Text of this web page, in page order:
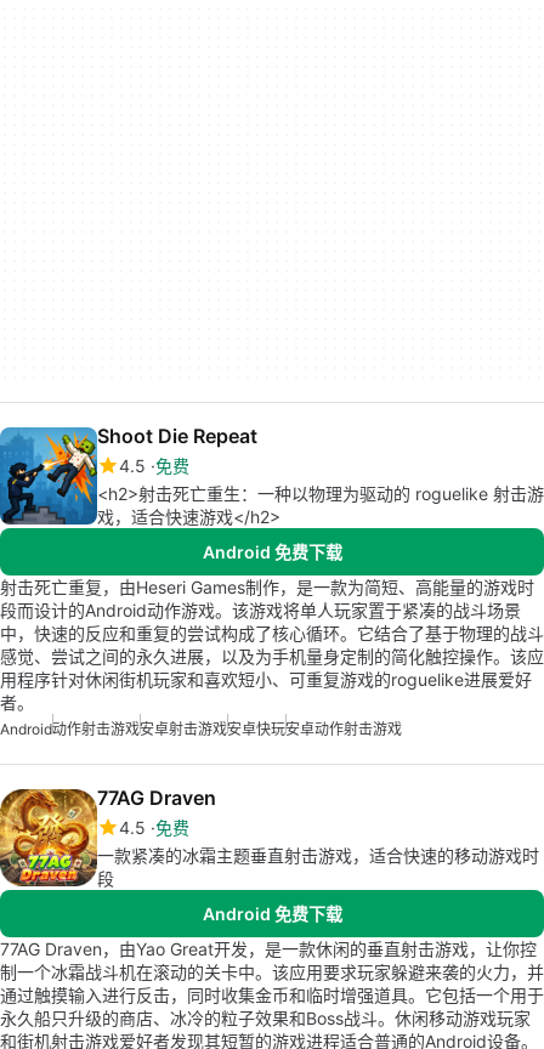
Shoot Die Repeat
4.5 免费
<h2>射击死亡重生：一种以物理为驱动的 roguelike 射击游
戏，适合快速游戏</h2>
Android 免费下载
射击死亡重复，由Heseri Games制作，是一款为简短、高能量的游戏时
段而设计的Android动作游戏。该游戏将单人玩家置于紧凑的战斗场景
中，快速的反应和重复的尝试构成了核心循环。它结合了基于物理的战斗
感觉、尝试之间的永久进展，以及为手机量身定制的简化触控操作。该应
用程序针对休闲街机玩家和喜欢短小、可重复游戏的roguelike进展爱好
者。
Android动作射击游戏安卓射击游戏安卓快玩安卓动作射击游戏
77AG Draven
4.5 免费
一款紧凑的冰霜主题垂直射击游戏，适合快速的移动游戏时
段
Android 免费下载
77AG Draven，由Yao Great开发，是一款休闲的垂直射击游戏，让你控
制一个冰霜战斗机在滚动的关卡中。该应用要求玩家躲避来袭的火力，并
通过触摸输入进行反击，同时收集金币和临时增强道具。它包括一个用于
永久船只升级的商店、冰冷的粒子效果和Boss战斗。休闲移动游戏玩家
和街机射击游戏爱好者发现其短暂的游戏进程适合普通的Android设备。